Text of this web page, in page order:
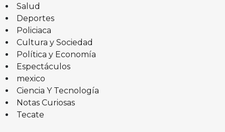
Salud
Deportes
Policiaca
Cultura y Sociedad
Política y Economía
Espectáculos
mexico
Ciencia Y Tecnología
Notas Curiosas
Tecate